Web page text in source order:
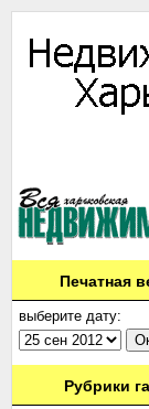
Печатная
выберите дату:
Рубрики